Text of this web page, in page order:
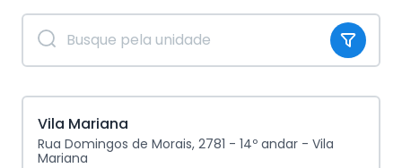
Vila Mariana
Rua Domingos de Morais, 2781 - 14º andar - Vila
Mariana